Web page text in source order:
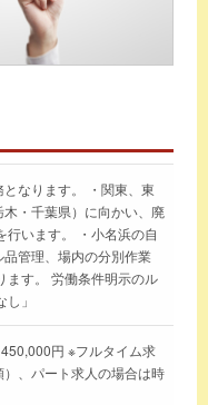
なります。 ・関東、東
・千葉県）に向かい、廃
行います。 ・小名浜の自
管理、場内の分別作業
ます。 労働条件明示のル
」
円 ※フルタイム求
、パート求人の場合は時